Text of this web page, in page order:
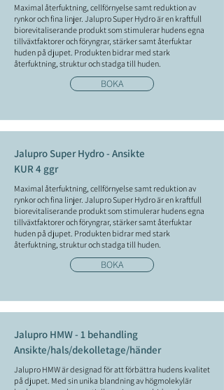
Maximal återfuktning, cellförnyelse samt reduktion av
rynkor och fina linjer. Jalupro Super Hydro är en kraftfull
biorevitaliserande produkt som stimulerar hudens egna
tillväxtfaktorer och föryngrar, stärker samt återfuktar
huden på djupet. Produkten bidrar med stark
återfuktning, struktur och stadga till huden.
BOKA
Jalupro Super Hydro - Ansikte
KUR 4 ggr
Maximal återfuktning, cellförnyelse samt reduktion av
rynkor och fina linjer. Jalupro Super Hydro är en kraftfull
biorevitaliserande produkt som stimulerar hudens egna
tillväxtfaktorer och föryngrar, stärker samt återfuktar
huden på djupet. Produkten bidrar med stark
återfuktning, struktur och stadga till huden.
BOKA
Jalupro HMW - 1 behandling
Ansikte/hals/dekolletage/händer
Jalupro HMW är designad för att förbättra hudens kvalitet
på djupet. Med sin unika blandning av högmolekylär